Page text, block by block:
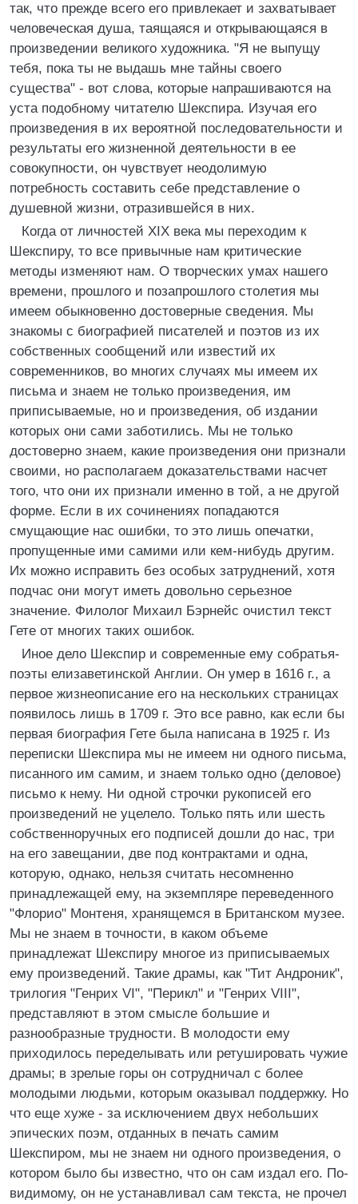
так, что прежде всего его привлекает и захватывает
человеческая душа, таящаяся и открывающаяся в
произведении великого художника. "Я не выпущу
тебя, пока ты не выдашь мне тайны своего
существа" - вот слова, которые напрашиваются на
уста подобному читателю Шекспира. Изучая его
произведения в их вероятной последовательности и
результаты его жизненной деятельности в ее
совокупности, он чувствует неодолимую
потребность составить себе представление о
душевной жизни, отразившейся в них.
Когда от личностей XIX века мы переходим к
Шекспиру, то все привычные нам критические
методы изменяют нам. О творческих умах нашего
времени, прошлого и позапрошлого столетия мы
имеем обыкновенно достоверные сведения. Мы
знакомы с биографией писателей и поэтов из их
собственных сообщений или известий их
современников, во многих случаях мы имеем их
письма и знаем не только произведения, им
приписываемые, но и произведения, об издании
которых они сами заботились. Мы не только
достоверно знаем, какие произведения они признали
своими, но располагаем доказательствами насчет
того, что они их признали именно в той, а не другой
форме. Если в их сочинениях попадаются
смущающие нас ошибки, то это лишь опечатки,
пропущенные ими самими или кем-нибудь другим.
Их можно исправить без особых затруднений, хотя
подчас они могут иметь довольно серьезное
значение. Филолог Михаил Бэрнейс очистил текст
Гете от многих таких ошибок.
Иное дело Шекспир и современные ему собратья-
поэты елизаветинской Англии. Он умер в 1616 г., а
первое жизнеописание его на нескольких страницах
появилось лишь в 1709 г. Это все равно, как если бы
первая биография Гете была написана в 1925 г. Из
переписки Шекспира мы не имеем ни одного письма,
писанного им самим, и знаем только одно (деловое)
письмо к нему. Ни одной строчки рукописей его
произведений не уцелело. Только пять или шесть
собственноручных его подписей дошли до нас, три
на его завещании, две под контрактами и одна,
которую, однако, нельзя считать несомненно
принадлежащей ему, на экземпляре переведенного
"Флорио" Монтеня, хранящемся в Британском музее.
Мы не знаем в точности, в каком объеме
принадлежат Шекспиру многое из приписываемых
ему произведений. Такие драмы, как "Тит Андроник",
трилогия "Генрих VI", "Перикл" и "Генрих VIII",
представляют в этом смысле большие и
разнообразные трудности. В молодости ему
приходилось переделывать или ретушировать чужие
драмы; в зрелые горы он сотрудничал с более
молодыми людьми, которым оказывал поддержку. Но
что еще хуже - за исключением двух небольших
эпических поэм, отданных в печать самим
Шекспиром, мы не знаем ни одного произведения, о
котором было бы известно, что он сам издал его. По-
видимому, он не устанавливал сам текста, не прочел